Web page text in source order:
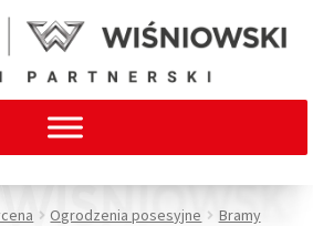
Ogrodzenia posesyjne
Bramy